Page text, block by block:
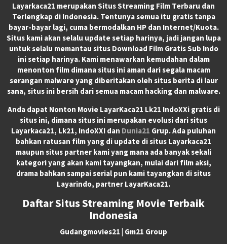
Layarkaca21 merupakan Situs Streaming Film Terbaru dan
Terlengkap di Indonesia. Tentunya semua itu gratis tanpa
bayar-bayar lagi, cuma bermodalkan HP dan Internet/Kuota.
Situs kami akan selalu update setiap harinya, jadi jangan lupa
untuk selalu memantau situs Download Film Gratis Sub Indo
ini setiap harinya. Kami menawarkan kemudahan dalam
menonton film dimana situs ini aman dari segala macam
serangan malware yang diberitakan oleh situs berita di laur
sana, situs ini bersih dari semua macam hacking dan malware.
Anda dapat Nonton Movie LayarKaca21 Lk21 IndoXXigratis di
situs ini, dimana situs ini merupakan evolusi dari situs
Layarkaca21, Lk21, IndoXXI dan Dunia21 Grup. Ada puluhan
bahkan ratusan film yang di update di situs Layarkaca21
maupun situs partner kami yang mana ada banyak sekali
kategori yang akan kami tayangkan, mulai dari film aksi,
drama bahkan sampai serial pun kami tayangkan di situs
Layarindo, partner LayarKaca21.
Daftar Situs Streaming Movie Terbaik
Indonesia
Gudangmovies21 | Gm21 Group